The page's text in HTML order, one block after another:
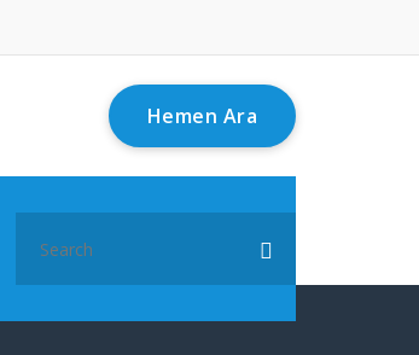
Hemen Ara
for: